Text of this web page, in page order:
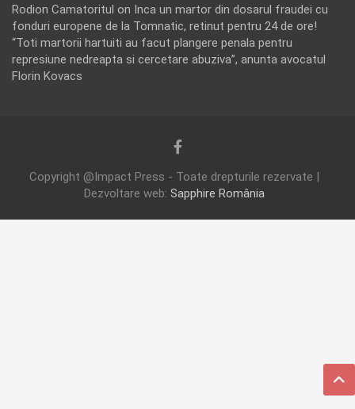
Rodion Camatoritul on Inca un martor din dosarul fraudei cu
fonduri europene de la Tomnatic, retinut pentru 24 de ore!
“Toti martorii hartuiti au facut plangere penala pentru
represiune nedreapta si cercetare abuziva”, anunta avocatul
Florin Kovacs
Copyright @Impact Press - Toate drepturile rezervate |
Dezvoltare web: Sapphire România